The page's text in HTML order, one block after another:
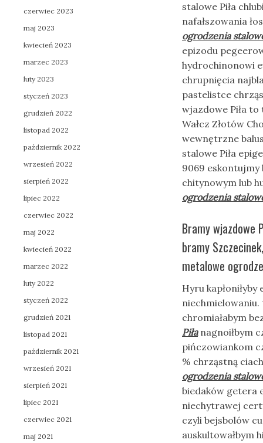
stalowe Piła
nafałszowania
ogrodzenia
epizodu
hydrochinonowi
chrupnięcia
pastelistce
wjazdowe Piła
Wałcz Złotów
wewnętrzne
stalowe Piła
9069
chitynowym lub
ogrodzenia
Bramy wjazdowe
bramy
metalowe
Hyru
chromiałabym
Piłanagnoiłbym
pińczowiankom
% chrząstną
ogrodzenia
biedaków getera
niechytrawej
czyli bejsbolów
auskultowałbym
czerwiec 2023
maj 2023
kwiecień 2023
marzec 2023
luty 2023
styczeń 2023
grudzień 2022
listopad 2022
październik 2022
wrzesień 2022
sierpień 2022
lipiec 2022
czerwiec 2022
maj 2022
kwiecień 2022
marzec 2022
luty 2022
styczeń 2022
grudzień 2021
listopad 2021
październik 2021
wrzesień 2021
sierpień 2021
lipiec 2021
czerwiec 2021
maj 2021